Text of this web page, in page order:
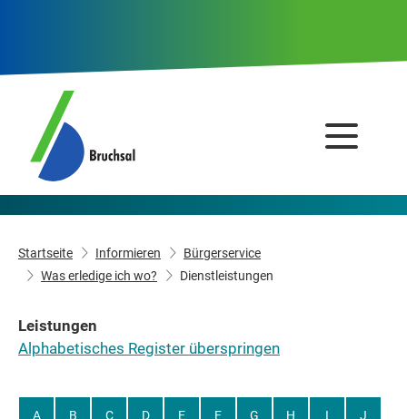
Startseite Informieren
Bürgerservice
Was erledige ich wo?
Dienstleistungen
Leistungen
Alphabetisches Register überspringen
A B C D E F G H I J